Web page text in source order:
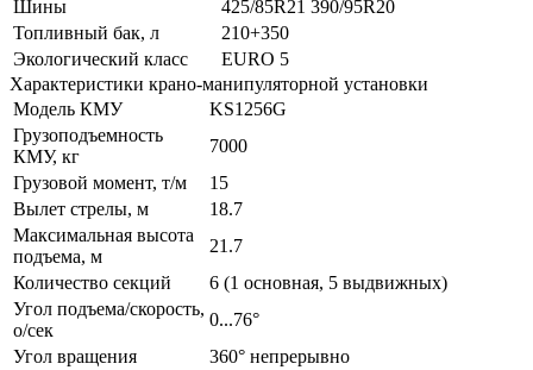
Шины
425/85R21 390/95R20
Топливный бак, л
210+350
Экологический класс
EURO 5
Характеристики крано-манипуляторной установки
Модель КМУ
KS1256G
Грузоподъемность
КМУ, кг
7000
Грузовой момент, т/м
15
Вылет стрелы, м
18.7
Максимальная высота
подъема, м
21.7
Количество секций
6 (1 основная, 5 выдвижных)
Угол подъема/скорость,
о/сек
0...76°
Угол вращения
360° непрерывно